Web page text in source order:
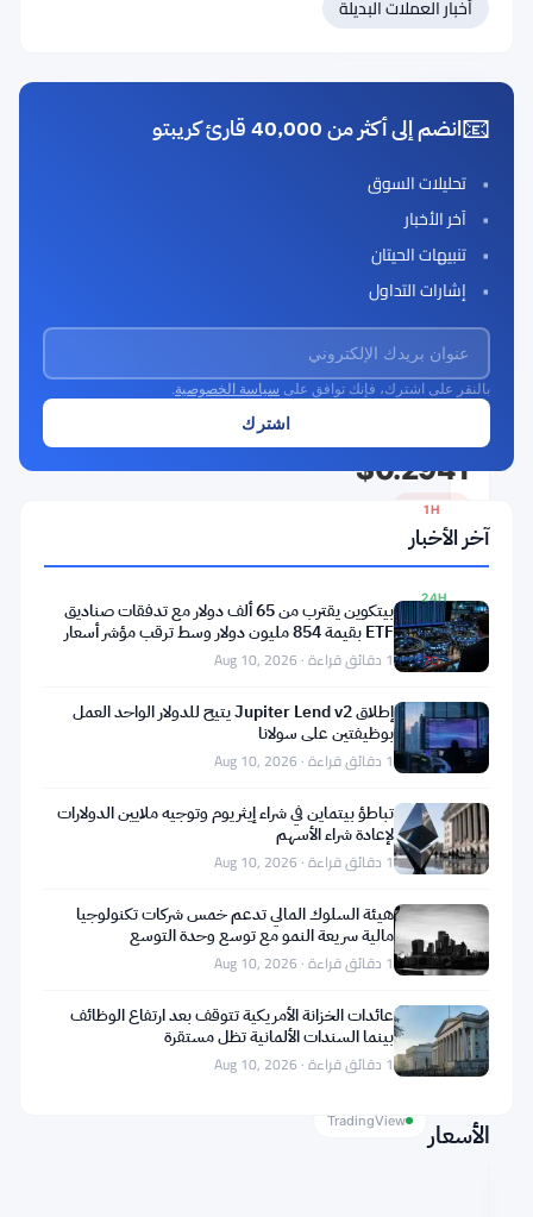
#107 ستاكز (STX)
ليدو داو
LDO
Buy Now
$0.2941
1H
▼
24H
▲ 2%
7D
8.92%
مشاركة:
تابعنا على Google News
الأسعار
TradingView
أخبار العملات البديلة
📧انضم إلى أكثر من 40,000 قارئ كريبتو
تحليلات السوق
آخر الأخبار
تنبيهات الحيتان
إشارات التداول
بالنقر على اشترك، فإنك توافق على سياسة الخصوصية.
آخر الأخبار
بيتكوين يقترب من 65 ألف دولار مع تدفقات صناديق
ETF بقيمة 854 مليون دولار وسط ترقب مؤشر أسعار
المستهلكين1 دقائق قراءة · Aug 10, 2026
إطلاق Jupiter Lend v2 يتيح للدولار الواحد العمل
بوظيفتين على سولانا
1 دقائق قراءة · Aug 10, 2026
تباطؤ بيتماين في شراء إيثريوم وتوجيه ملايين الدولارات
لإعادة شراء الأسهم
1 دقائق قراءة · Aug 10, 2026
هيئة السلوك المالي تدعم خمس شركات تكنولوجيا
مالية سريعة النمو مع توسع وحدة التوسع
1 دقائق قراءة · Aug 10, 2026
عائدات الخزانة الأمريكية تتوقف بعد ارتفاع الوظائف
بينما السندات الألمانية تظل مستقرة
1 دقائق قراءة · Aug 10, 2026